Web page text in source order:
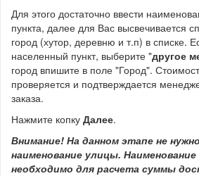
Для этого достаточно ввести
пункта, далее для Вас высвечивается
город (хутор, деревню и т.п) в списке.
населенный пункт, выберите "другое
город впишите в поле "Город".
проверяется и подтверждается
заказа.
Нажмите копку Далее.
Внимание! На данном этапе не
наименование улицы. Наименование
необходимо для расчета суммы